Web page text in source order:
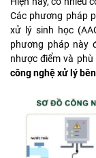
Các phương pháp
xử lý sinh học
phương pháp này
nhược điểm và
công nghệ xử lý